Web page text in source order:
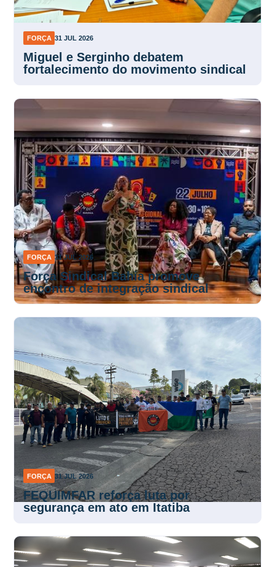
FORÇA 31 JUL 2026
Miguel e Serginho debatem
fortalecimento do movimento sindical
FORÇA 31 JUL 2026
Força Sindical Bahia promove
encontro de integração sindical
FORÇA 31 JUL 2026
FEQUIMFAR reforça luta por
segurança em ato em Itatiba